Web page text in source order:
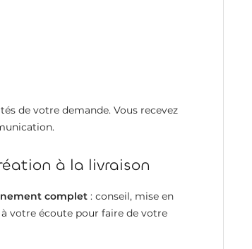
de votre demande. Vous recevez
à la livraison
complet: conseil, mise en
votre écoute pour faire de votre